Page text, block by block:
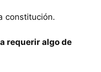
constitución.
requerir algo de